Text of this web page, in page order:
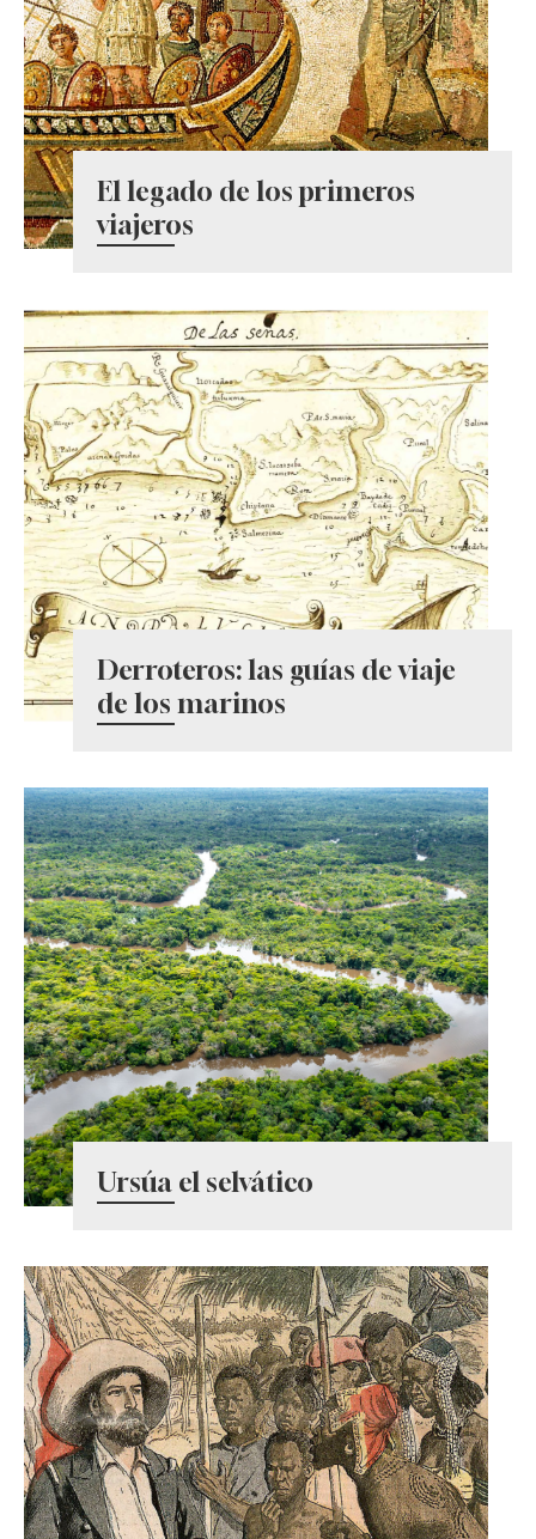
El legado de los primeros
viajeros
Derroteros: las guías de viaje
de los marinos
Ursúa el selvático